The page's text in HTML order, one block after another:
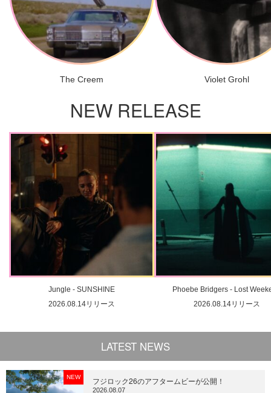
The Creem Violet Grohl
NEW RELEASE
Jungle - SUNSHINE
2026.08.14リリース
Phoebe Bridgers - Lost
2026.08.14リリース
LATEST NEWS
NEW フジロック26のアフタームビーが公開！
2026.08.07